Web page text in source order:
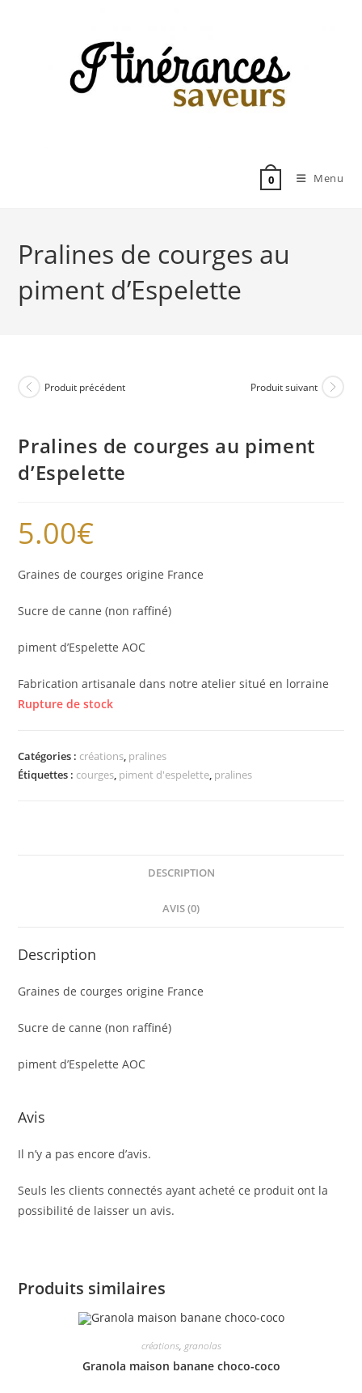
0 Menu
Pralines de courges au
piment d’Espelette
Produit précédent Produit suivant
Pralines de courges au piment
d’Espelette
5.00€
Graines de courges origine France
Sucre de canne (non raffiné)
piment d’Espelette AOC
Fabrication artisanale dans notre atelier situé en lorraine
Rupture de stock
Catégories : créations, pralines
Étiquettes : courges, piment d'espelette, pralines
DESCRIPTION
AVIS (0)
Description
Graines de courges origine France
Sucre de canne (non raffiné)
piment d’Espelette AOC
Avis
Il n’y a pas encore d’avis.
Seuls les clients connectés ayant acheté ce produit ont la
possibilité de laisser un avis.
Produits similaires
créations, granolas
Granola maison banane choco-coco